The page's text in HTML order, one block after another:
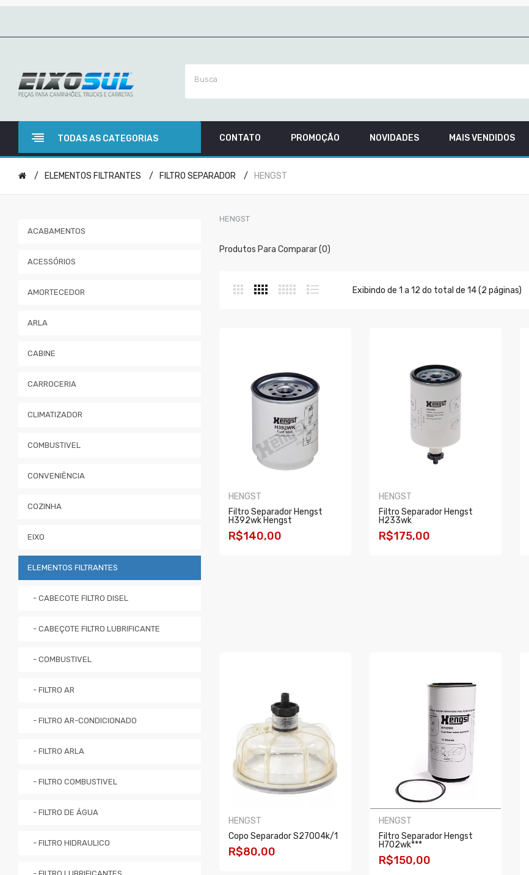
TODAS AS CATEGORIAS CONTATO PROMOÇÃO NOVIDADES MAIS VENDIDOS
ELEMENTOS FILTRANTES FILTRO SEPARADOR HENGST
ACABAMENTOS
ACESSÓRIOS
AMORTECEDOR
ARLA
CABINE
CARROCERIA
CLIMATIZADOR
COMBUSTIVEL
CONVENIÊNCIA
COZINHA
EIXO
ELEMENTOS FILTRANTES
- CABECOTE FILTRO DISEL
- CABEÇOTE FILTRO LUBRIFICANTE
- COMBUSTIVEL
- FILTRO AR
- FILTRO AR-CONDICIONADO
- FILTRO ARLA
- FILTRO COMBUSTIVEL
- FILTRO DE ÁGUA
- FILTRO HIDRAULICO
HENGST
Produtos Para Comparar (0)
Exibindo de 1 a 12 do total de 14 (2 páginas)
HENGST
Filtro Separador Hengst
H392wk Hengst
R$140,00
HENGST
Filtro Separador Hengst
H233wk
R$175,00
HENGST
Copo Separador S27004k/1
R$80,00
HENGST
Filtro Separador Hengst
H702wk***
R$150,00